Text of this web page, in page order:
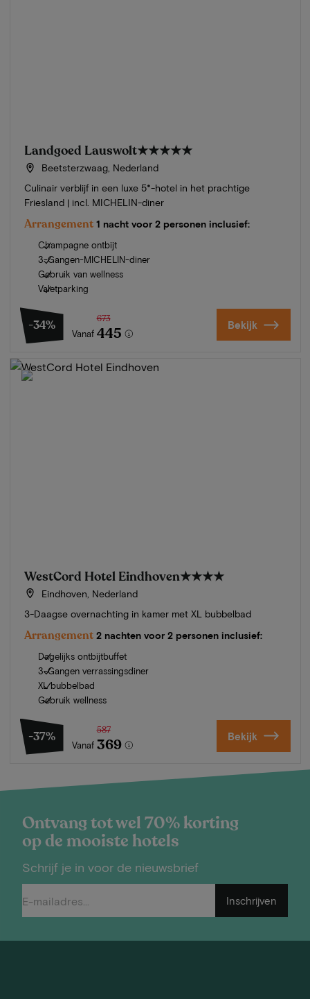
Landgoed Lauswolt★★★★★
Beetsterzwaag, Nederland
Culinair verblijf in een luxe 5*-hotel in het prachtige
Friesland | incl. MICHELIN-diner
Arrangement 1 nacht voor 2 personen inclusief:
Champagne ontbijt
3-Gangen-MICHELIN-diner
Gebruik van wellness
Valetparking
-34%
Vanaf
673
445 Bekijk
WestCord Hotel Eindhoven★★★★
Eindhoven, Nederland
3-Daagse overnachting in kamer met XL bubbelbad
Arrangement 2 nachten voor 2 personen inclusief:
Dagelijks ontbijtbuffet
3-Gangen verrassingsdiner
XL bubbelbad
Gebruik wellness
-37%
Vanaf
587
369 Bekijk
Ontvang tot wel 70% korting
op de mooiste hotels
Schrijf je in voor de nieuwsbrief
Inschrijven